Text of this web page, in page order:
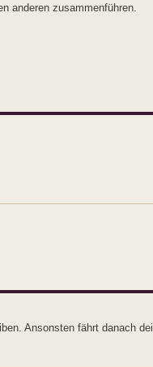
anderen zusammenführen.
Ansonsten fährt danach